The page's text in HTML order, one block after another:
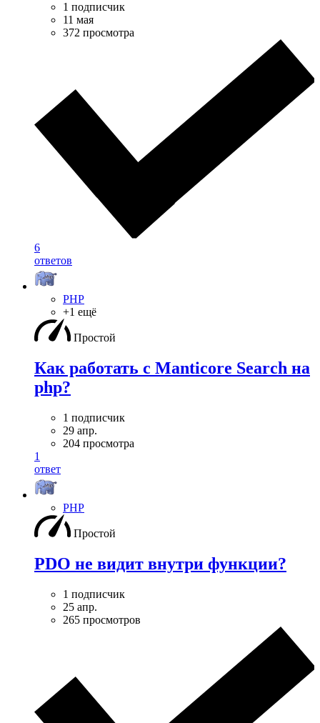
1 подписчик
11 мая
372 просмотра
6
ответов
PHP
+1 ещё
Простой
Как работать с Manticore Search на
php?
1 подписчик
29 апр.
204 просмотра
1
ответ
PHP
Простой
PDO не видит внутри функции?
1 подписчик
25 апр.
265 просмотров